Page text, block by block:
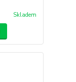
Skladem